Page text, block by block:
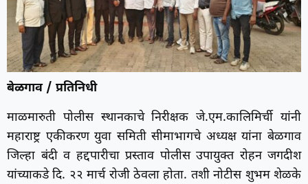
बेळगाव / प्रतिनिधी
माळमारुती पोलीस स्थानकाचे निरीक्षक जे.एम.कालिमिर्ची यांनी
महाराष्ट्र एकीकरण युवा समिती सीमाभागचे अध्यक्ष यांना बेळगाव
जिल्हा बंदी व हद्दपारीचा प्रस्ताव पोलीस उपायुक्त रोहन जगदीश
यांच्याकडे दि. २२ मार्च रोजी ठेवला होता. तशी नोटीस शुभम शेळके